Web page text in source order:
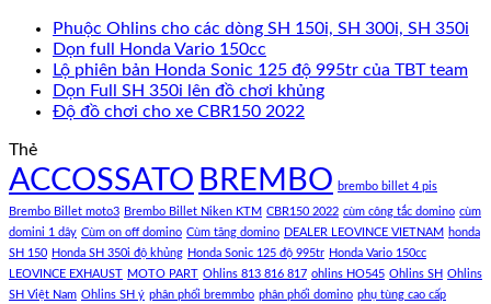
Phuộc Ohlins cho các dòng SH 150i, SH 300i, SH 350i
Dọn full Honda Vario 150cc
Lộ phiên bản Honda Sonic 125 độ 995tr của TBT team
Dọn Full SH 350i lên đồ chơi khủng
Độ đồ chơi cho xe CBR150 2022
Thẻ
ACCOSSATO BREMBO brembo billet 4 pis
Brembo Billet moto3 Brembo Billet Niken KTM CBR150 2022 cùm công tắc domino cùm
domini 1 dây Cùm on off domino Cùm tăng domino DEALER LEOVINCE VIETNAM honda
SH 150 Honda SH 350i độ khủng Honda Sonic 125 độ 995tr Honda Vario 150cc
LEOVINCE EXHAUST MOTO PART Ohlins 813 816 817 ohlins HO545 Ohlins SH Ohlins
SH Việt Nam Ohlins SH ý phân phối bremmbo phân phối domino phụ tùng cao cấp